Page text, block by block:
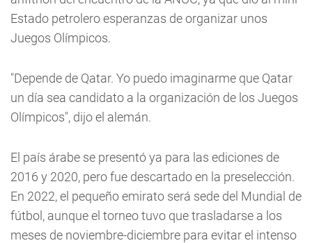
Estado petrolero esperanzas de organizar unos
Juegos Olímpicos.
"Depende de Qatar. Yo puedo imaginarme que Qatar
un día sea candidato a la organización de los Juegos
Olímpicos", dijo el alemán.
El país árabe se presentó ya para las ediciones de
2016 y 2020, pero fue descartado en la preselección.
En 2022, el pequeño emirato será sede del Mundial de
fútbol, aunque el torneo tuvo que trasladarse a los
meses de noviembre-diciembre para evitar el intenso